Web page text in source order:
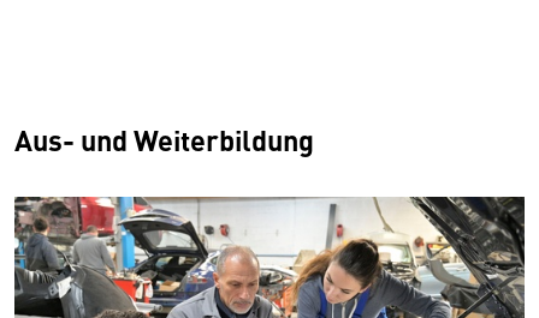
Aus- und Weiterbildung